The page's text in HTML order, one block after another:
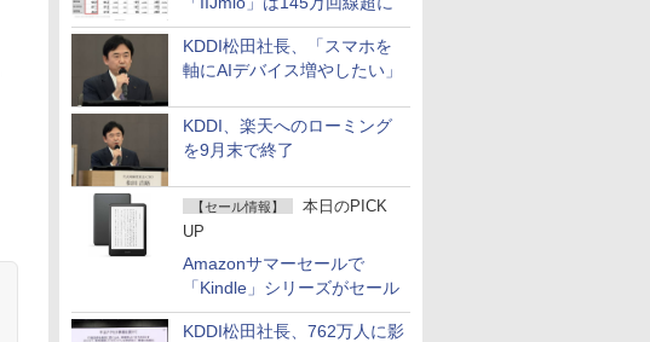
KDDI松田社長、「スマホを
軸にAIデバイス増やしたい」
KDDI、楽天へのローミング
を9月末で終了
【セール情報】
本日のPICK
UP
Amazonサマーセールで
「Kindle」シリーズがセール
KDDI松田社長、762万人に影